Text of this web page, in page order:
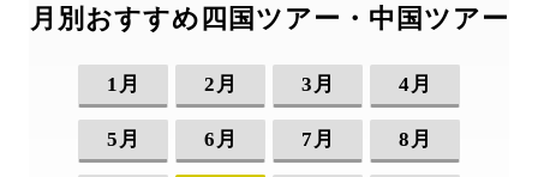
月別おすすめ四国ツアー・中国ツアー
1月 2月 3月 4月
5月 6月 7月 8月